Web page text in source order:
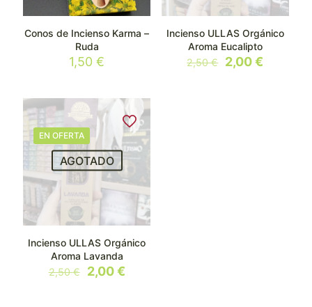
Conos de Incienso Karma –
Ruda
1,50€
Incienso ULLAS Orgánico
Aroma Eucalipto
2,50€
El
precio
2,00€
EN OFERTA
AGOTADO
Incienso ULLAS Orgánico
Aroma Lavanda
2,50€
El
2,00€El